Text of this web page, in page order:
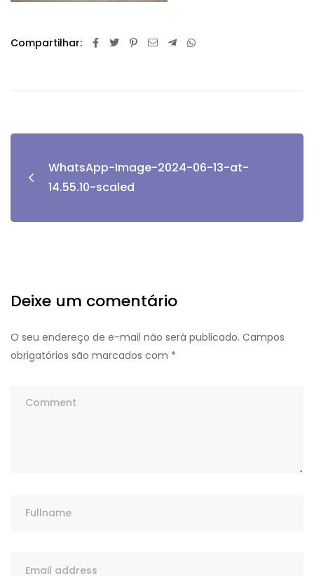
Compartilhar:
WhatsApp-Image-2024-06-13-at-
14.55.10-scaled
Deixe um comentário
O seu endereço de e-mail não será publicado. Campos
obrigatórios são marcados com *